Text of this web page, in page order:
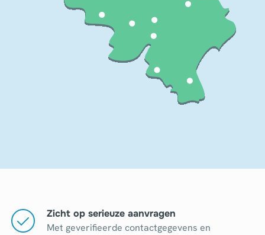
Zicht op serieuze aanvragen
Met geverifieerde contactgegevens en